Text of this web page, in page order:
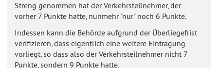
Streng genommen hat der Verkehrsteilnehmer, der
vorher 7 Punkte hatte, nunmehr "nur" noch 6 Punkte.
Indessen kann die Behörde aufgrund der Überliegefrist
verifizieren, dass eigentlich eine weitere Eintragung
vorliegt, so dass also der Verkehrsteilnehmer nicht 7
Punkte, sondern 9 Punkte hatte.